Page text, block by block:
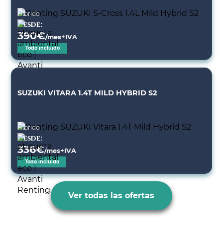
Híbrido
Desde:
390€/mes+IVA
Todo incluido
SUZUKI VITARA 1.4T MILD HYBRID S2
Híbrido
Desde:
336€/mes+IVA
Todo incluido
Ver todas las ofertas